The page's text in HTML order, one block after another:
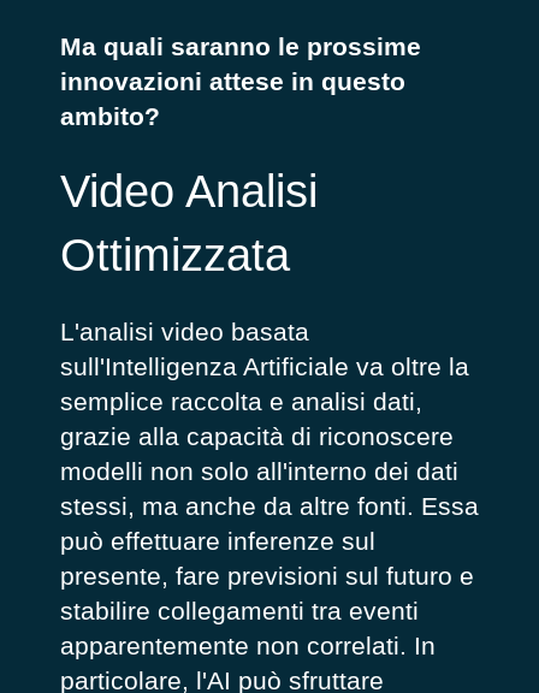
Ma quali saranno le prossime
innovazioni attese in questo
ambito?
Video Analisi
Ottimizzata
L'analisi video basata
sull'Intelligenza Artificiale va oltre la
semplice raccolta e analisi dati,
grazie alla capacità di riconoscere
modelli non solo all'interno dei dati
stessi, ma anche da altre fonti. Essa
può effettuare inferenze sul
presente, fare previsioni sul futuro e
stabilire collegamenti tra eventi
apparentemente non correlati. In
particolare, l'AI può sfruttare